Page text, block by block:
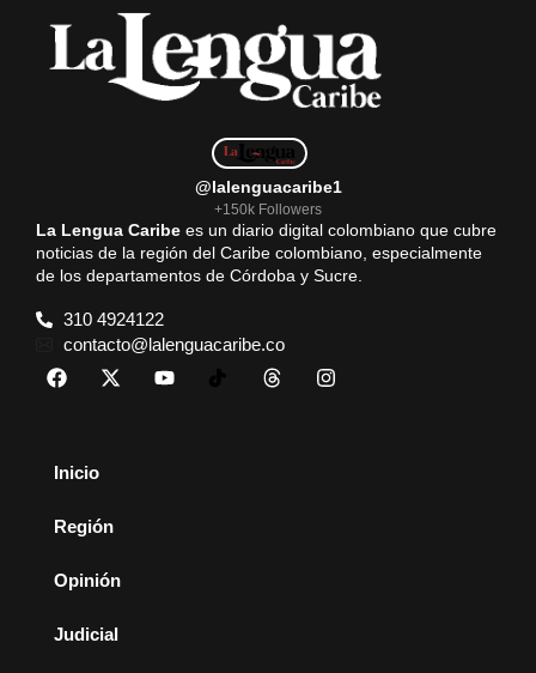
@lalenguacaribe1
+150k Followers
La Lengua Caribe es un diario digital colombiano que cubre
noticias de la región del Caribe colombiano, especialmente
de los departamentos de Córdoba y Sucre.
310 4924122
contacto@lalenguacaribe.co
Inicio
Región
Opinión
Judicial